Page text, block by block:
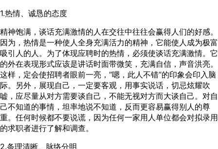
1.热情、诚恳的态度
精神饱满，谈话充满激情的人在交往中往往会赢得人们的好感。
因为，热情是一种使人全身充满活力的精神，它能使人成为极富
吸引人的人。为了体现应聘时的热情，必须使谈话充满激情。它
的外在表现形式应该是讲话时面带微笑，充满自信，声音洪亮。
这样，定会使招聘者眼前一亮，“嗯，此人不错”的印象会印入脑
际。另外，展现自己，一定要客观，用事实说话，切忌炫耀吹
嘘，应尽量从对方需要谈自己，不能无视对方而大谈自己。对自
己不知道的事情，坦率地说不知道，反而更容易赢得别人的尊
重。任何时候都不要说谎，因为任何一家用人单位都会对拟录用
的求职者进行了解和调查。
2.条理清晰、脉络分明